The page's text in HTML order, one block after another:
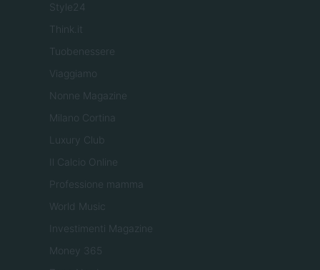
Style24
Think.it
Tuobenessere
Viaggiamo
Nonne Magazine
Milano Cortina
Luxury Club
Il Calcio Online
Professione mamma
World Music
Investimenti Magazine
Money 365